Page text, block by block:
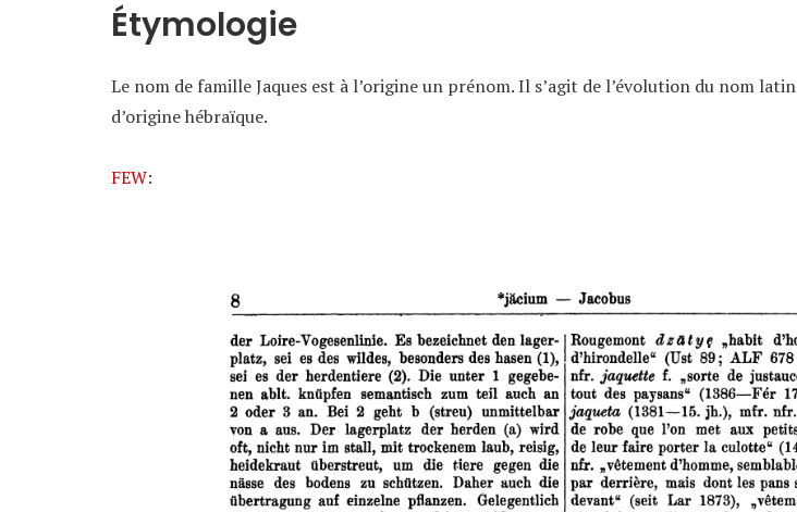
Étymologie
Le nom de famille Jaques est à l’origine un prénom. Il s’agit de l’évolution du nom latin
d’origine hébraïque.
FEW: